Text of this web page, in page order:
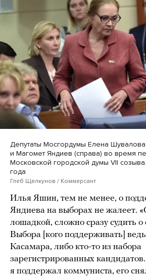
Депутаты Мосгордумы Елена Шувалова
и Магомет Яндиев (справа) во время
Московской городской думы VII
года
Глеб Щелкунов / Коммерсант
Илья Яшин, тем не менее, о
Яндиева на выборах не жалеет.
лошадкой, сложно сразу судить о
Выбора [кого поддерживать]
Касамара, либо кто-то из набора
зарегистрированных
я поддержал коммуниста, его